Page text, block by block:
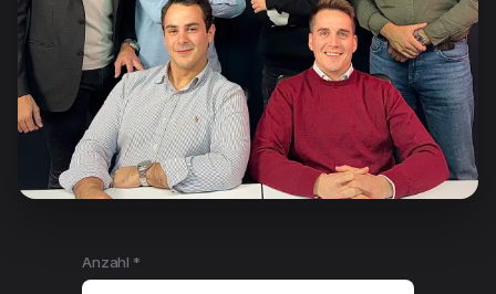
Anzahl *